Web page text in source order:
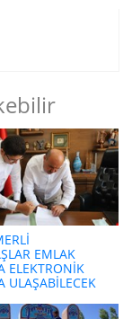
EMLAK
ELEKTRONİK
ULAŞABİLECEK